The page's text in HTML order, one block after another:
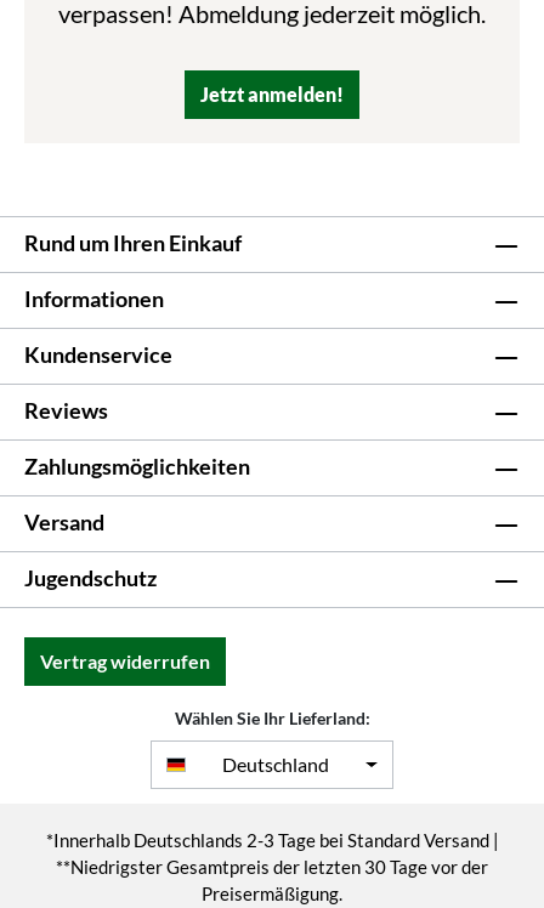
verpassen! Abmeldung jederzeit möglich.
Jetzt anmelden!
Rund um Ihren Einkauf
Informationen
Kundenservice
Reviews
Zahlungsmöglichkeiten
Versand
Jugendschutz
Vertrag widerrufen
Wählen Sie Ihr Lieferland:
Deutschland
*Innerhalb Deutschlands 2-3 Tage bei Standard Versand |
**Niedrigster Gesamtpreis der letzten 30 Tage vor der
Preisermäßigung.